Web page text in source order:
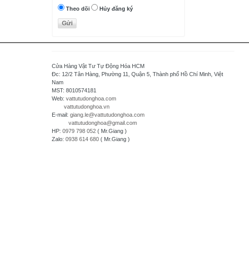
Danfoss - Denmark
DAITRON
Di-soric - Germany
Daiichi Electronics co.,Ltd - Japan
Fuji Electric - Japan
FESTO
FDK Coperation
Theo dõi Hủy đăng ký
Cửa Hàng Vật Tư Tự Động Hóa HCM
Đc: 12/2 Tân Hàng, Phường 11, Quận 5, Thành phố Hồ Chí Minh, Việt
Nam
MST: 8010574181
Web: vattutudonghoa.com
vattutudonghoa.vn
E-mail: giang.le@vattutudonghoa.com
vattutudonghoa@gmail.com
HP: 0979 798 052 ( Mr.Giang )
Zalo: 0938 614 680 ( Mr.Giang )